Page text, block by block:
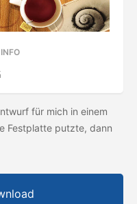
für mich in einem
Festplatte putzte, dann